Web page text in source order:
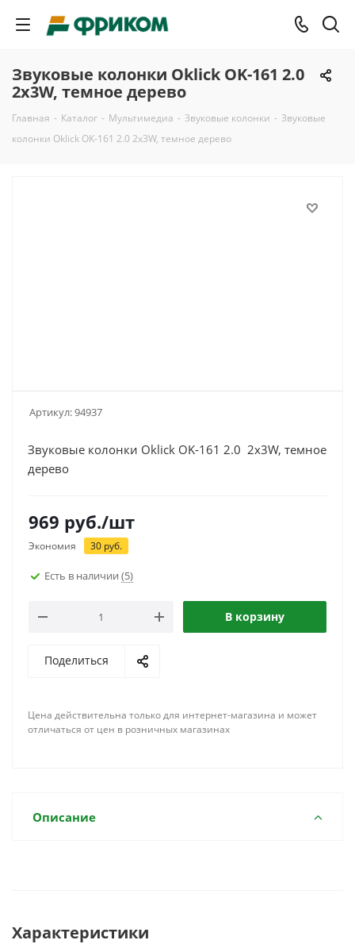
Звуковые колонки Oklick OK-161 2.0
2x3W, темное дерево
Главная - Каталог - Мультимедиа - Звуковые колонки - Звуковые
колонки Oklick OK-161 2.0 2x3W, темное дерево
Артикул:94937
Звуковые колонки Oklick OK-161 2.0 2x3W, темное
дерево
969 руб./шт
Экономия 30 руб.
Есть в наличии (5)
В корзину
Поделиться
Цена действительна только для интернет-магазина и может
отличаться от цен в розничных магазинах
Описание
Характеристики